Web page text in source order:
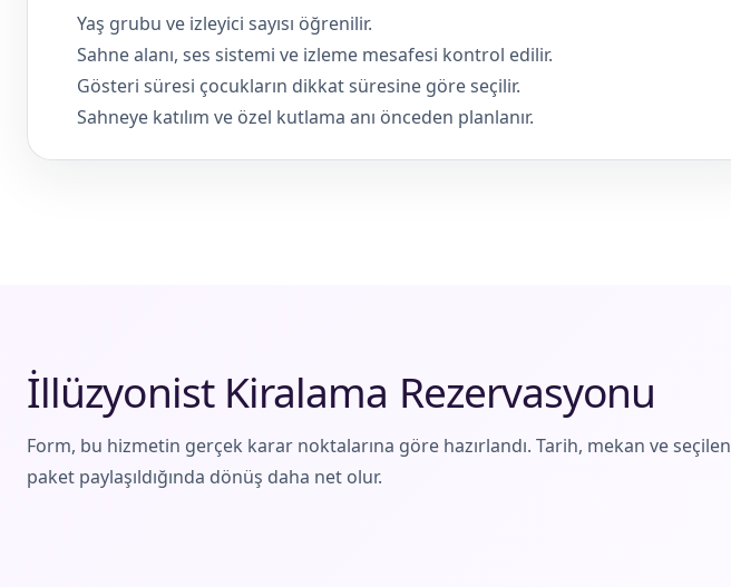
Yaş grubu ve izleyici sayısı öğrenilir.
Sahne alanı, ses sistemi ve izleme mesafesi kontrol edilir.
Gösteri süresi çocukların dikkat süresine göre seçilir.
Sahneye katılım ve özel kutlama anı önceden planlanır.
İllüzyonist Kiralama Rezervasyonu
Form, bu hizmetin gerçek karar noktalarına göre hazırlandı. Tarih, mekan ve seçilen
paket paylaşıldığında dönüş daha net olur.